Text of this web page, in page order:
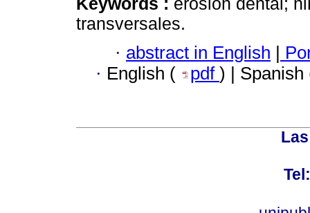
transversales.
· abstract in English
· English ( pdf ) |